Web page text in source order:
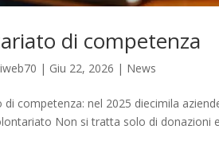
di competenza
| Giu 22, 2026 | News
di competenza: nel 2025 diecimila
Non si tratta solo di donazioni